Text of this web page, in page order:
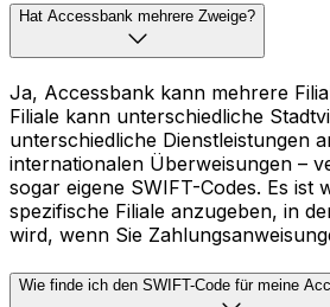
Hat Accessbank mehrere Zweige?
Ja, Accessbank kann mehrere
Filiale kann unterschiedliche
unterschiedliche Dienstleistungen
internationalen Überweisungen –
sogar eigene SWIFT-Codes. Es ist
spezifische Filiale anzugeben, in
wird, wenn Sie
Wie finde ich den SWIFT-Code für meine